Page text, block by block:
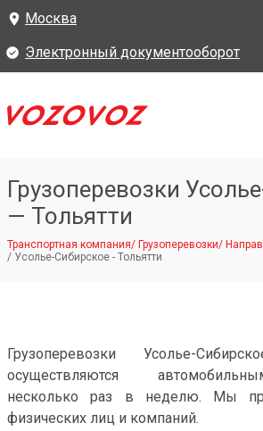
Москва
Электронный документооборот
Грузоперевозки
— Тольятти
Транспортная компания/ Грузоперевозки/
/ Усолье-Сибирское - Тольятти
Грузоперевозки Усолье-
осуществляются
несколько раз в неделю. Мы
физических лиц и компаний.